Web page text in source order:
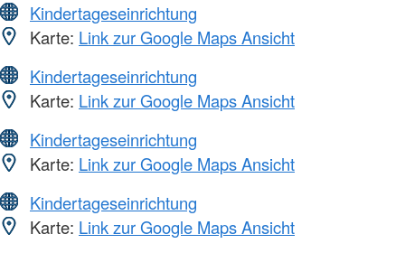
Kindertageseinrichtung
Karte: Link zur Google Maps Ansicht
Kindertageseinrichtung
Karte: Link zur Google Maps Ansicht
Kindertageseinrichtung
Karte: Link zur Google Maps Ansicht
Kindertageseinrichtung
Karte: Link zur Google Maps Ansicht